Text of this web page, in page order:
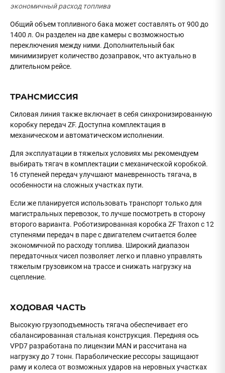
экономичный расход топлива
Общий объем топливного бака может составлять от 900 до
1400 л. Он разделен на две камеры с возможностью
переключения между ними. Дополнительный бак
минимизирует количество дозаправок, что актуально в
длительном рейсе.
ТРАНСМИССИЯ
Силовая линия также включает в себя синхронизированную
коробку передач ZF. Доступна комплектация в
механическом и автоматическом исполнении.
Для эксплуатации в тяжелых условиях мы рекомендуем
выбирать тягач в комплектации с механической коробкой.
16 ступеней передач улучшают маневренность тягача, в
особенности на сложных участках пути.
Если же планируется использовать транспорт только для
магистральных перевозок, то лучше посмотреть в сторону
второго варианта. Роботизированная коробка ZF Traxon с 12
ступенями передач в паре с двигателем считается более
экономичной по расходу топлива. Широкий диапазон
передаточных чисел позволяет легко и плавно управлять
тяжелым грузовиком на трассе и снижать нагрузку на
сцепление.
ХОДОВАЯ ЧАСТЬ
Высокую грузоподъемность тягача обеспечивает его
сбалансированная стальная конструкция. Передняя ось
VPD7 разработана по лицензии MAN и рассчитана на
нагрузку до 7 тонн. Параболические рессоры защищают
раму и колеса от возможных ударов на неровных участках